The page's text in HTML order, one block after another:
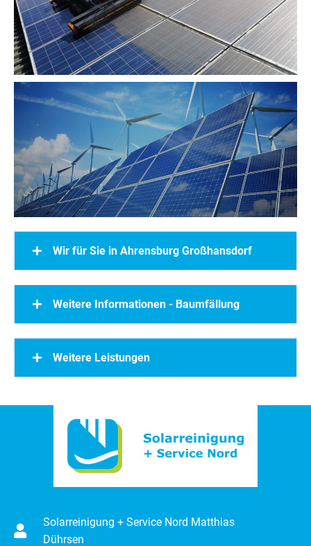
Wir für Sie in Ahrensburg Großhansdorf
Weitere Informationen - Baumfällung
Weitere Leistungen
Solarreinigung + Service Nord Matthias
Dührsen